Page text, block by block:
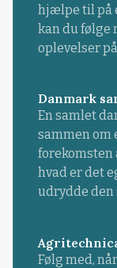
hjælpe til på
kan du følge
oplevelser
Danmark
En samlet
sammen om
forekomsten
hvad er det
udrydde den
Følg med,